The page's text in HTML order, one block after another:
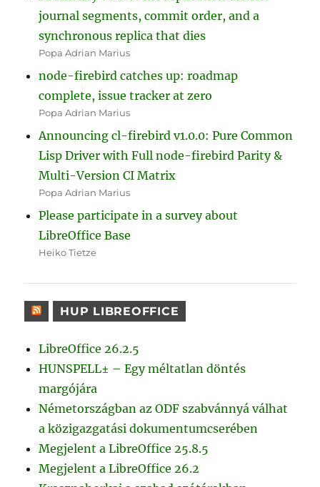
journal segments, commit order, and a
synchronous replica that dies
Popa Adrian Marius
node-firebird catches up: roadmap
complete, issue tracker at zero
Popa Adrian Marius
Announcing cl-firebird v1.0.0: Pure Common
Lisp Driver with Full node-firebird Parity &
Multi-Version CI Matrix
Popa Adrian Marius
Please participate in a survey about
LibreOffice Base
Heiko Tietze
HUP LIBREOFFICE
LibreOffice 26.2.5
HUNSPELL± – Egy méltatlan döntés
margójára
Németországban az ODF szabvánnyá válhat
a közigazgatási dokumentumcserében
Megjelent a LibreOffice 25.8.5
Megjelent a LibreOffice 26.2